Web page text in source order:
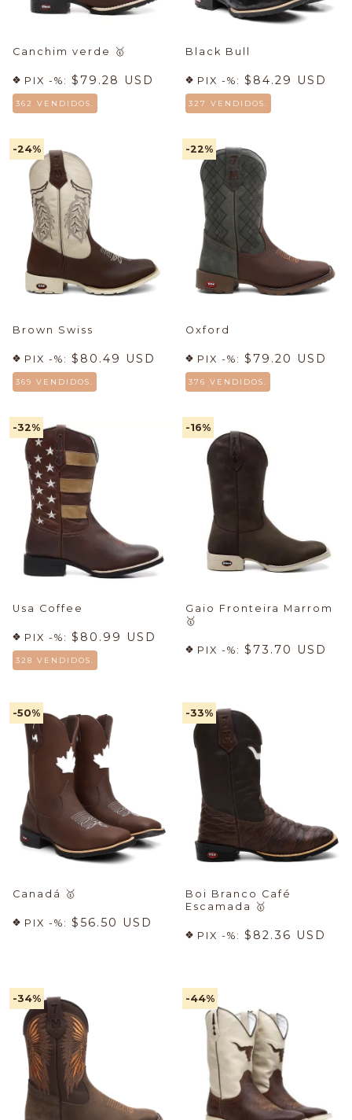
Canchim verde 🥇
PIX -%: $79.28 USD
362 VENDIDOS.
Black Bull
PIX -%: $84.29 USD
327 VENDIDOS.
-24%
Brown Swiss
PIX -%: $80.49 USD
369 VENDIDOS.
-22%
Oxford
PIX -%: $79.20 USD
376 VENDIDOS.
-32%
Usa Coffee
PIX -%: $80.99 USD
328 VENDIDOS.
-16%
Gaio Fronteira Marrom
🥇
PIX -%: $73.70 USD
-50%
Canadá 🥇
PIX -%: $56.50 USD
-33%
Boi Branco Café
Escamada
🥇
PIX -%: $82.36 USD
-34% -44%